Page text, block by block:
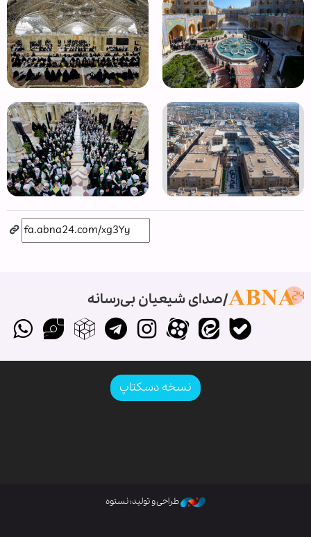
صدای شیعیان بی‌رسانه
نسخه دسکتاپ
طراحی و تولید: نستوه